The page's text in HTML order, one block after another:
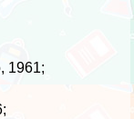
1961;